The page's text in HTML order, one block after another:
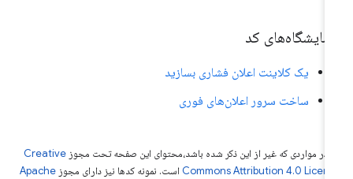
کد
یک کلاینت اعلان فشاری بسازید
ساخت سرور اعلان‌های فوری
در مواردی که غیر از این ذکر شده باشد،‌محتوای این صفحه تحت مجوزCreative
Commons Attribution 4.0است. نمونه کدها نیز دارای مجوزApache